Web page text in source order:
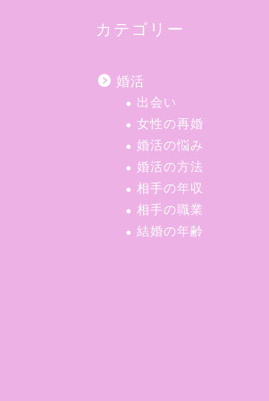
カテゴリー
婚活
出会い
女性の再婚
婚活の悩み
婚活の方法
相手の年収
相手の職業
結婚の年齢